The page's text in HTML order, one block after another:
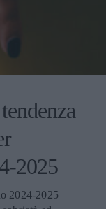
2025
2024-2025